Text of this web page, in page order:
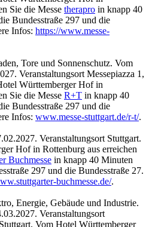
Sie die Messe therapro in knapp 40
Bundesstraße 297 und die
Infos: https://www.messe-
Tore und Sonnenschutz. Vom
Veranstaltungsort Messepiazza 1,
Württemberger Hof in
Sie die Messe R+T in knapp 40
Bundesstraße 297 und die
Infos: www.messe-stuttgart.de/r-t/.
Veranstaltungsort Stuttgart.
Hof in Rottenburg aus erreichen
Buchmesse in knapp 40 Minuten
297 und die Bundesstraße 27.
buchmesse.de/.
Energie, Gebäude und Industrie.
Veranstaltungsort
Vom Hotel Württemberger